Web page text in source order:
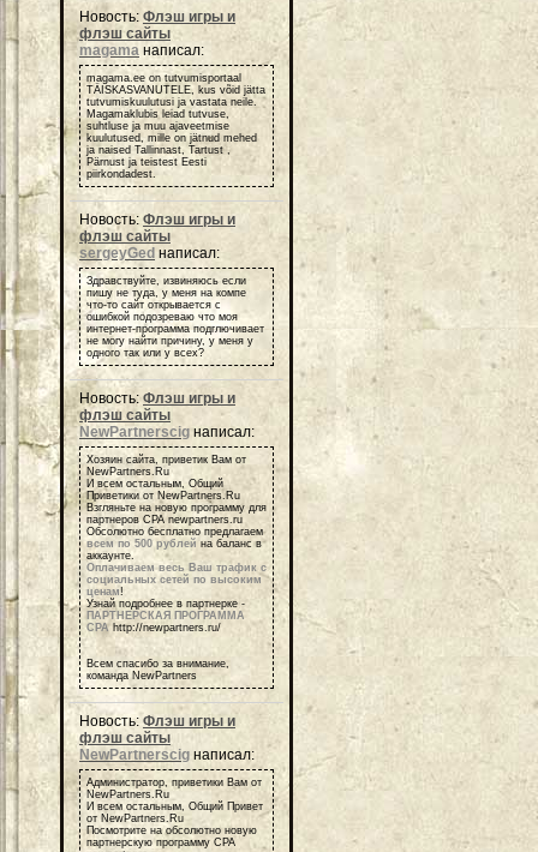
Новость: Флэш игры и
флэш сайты
magama написал:
magama.ee on tutvumisportaal
TÄISKASVANUTELE, kus võid jätta
tutvumiskuulutusi ja vastata neile.
Magamaklubis leiad tutvuse,
suhtluse ja muu ajaveetmise
kuulutused, mille on jätnud mehed
ja naised Tallinnast, Tartust ,
Pärnust ja teistest Eesti
piirkondadest.
Новость: Флэш игры и
флэш сайты
sergeyGed написал:
Здравствуйте, извиняюсь если
пишу не туда, у меня на компе
что-то сайт открывается с
ошибкой подозреваю что моя
интернет-программа подглючивает
не могу найти причину, у меня у
одного так или у всех?
Новость: Флэш игры и
флэш сайты
NewPartnerscig написал:
Хозяин сайта, приветик Вам от
NewPartners.Ru
И всем остальным, Общий
Приветики от NewPartners.Ru
Взгляньте на новую программу для
партнеров СРА newpartners.ru
Обсолютно бесплатно предлагаем
всем по 500 рублей на баланс в
аккаунте.
Оплачиваем весь Ваш трафик с
социальных сетей по высоким
ценам!
Узнай подробнее в партнерке -
ПАРТНЕРСКАЯ ПРОГРАММА
СРА http://newpartners.ru/
Всем спасибо за внимание,
команда NewPartners
Новость: Флэш игры и
флэш сайты
NewPartnerscig написал:
Администратор, приветики Вам от
NewPartners.Ru
И всем остальным, Общий Привет
от NewPartners.Ru
Посмотрите на обсолютно новую
партнерскую программу СРА